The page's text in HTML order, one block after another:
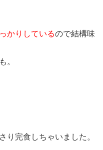
かりしているので結構味
。
り完食しちゃいました。